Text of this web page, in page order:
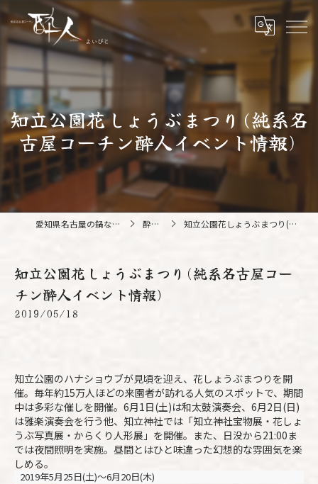
知立公園花しょうぶまつり(純系名
古屋コーチン酔人イベント情報)
愛知県名古屋の鍋なら純系名古屋コーチン 酔人 酔人ブログ 知立公園花しょうぶまつり(純系名古屋コーチン酔人イベント情報)
知立公園花しょうぶまつり(純系名古屋コー
チン酔人イベント情報)
2019/05/18
知立公園のハナショウブが見頃を迎え、花しょうぶまつりを開
催。毎年約15万人ほどの来園者が訪れる人気のスポットで、期間
中は多彩な催しを開催。6月1日(土)は和太鼓演奏会、6月2日(日)
は雅楽演奏会を行う他、知立神社では「知立神社宝物展・花しょ
うぶ写真展・からくり人形展」を開催。また、日没から21:00ま
では夜間照明を実施。昼間とはひと味違った幻想的な雰囲気を楽
しめる。
2019年5月25日(土)～6月20日(木)